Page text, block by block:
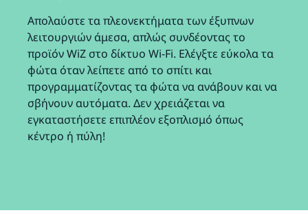
Απολαύστε τα πλεονεκτήματα των έξυπνων
λειτουργιών άμεσα, απλώς συνδέοντας το
προϊόν WiZ στο δίκτυο Wi-Fi. Ελέγξτε εύκολα τα
φώτα όταν λείπετε από το σπίτι και
προγραμματίζοντας τα φώτα να ανάβουν και να
σβήνουν αυτόματα. Δεν χρειάζεται να
εγκαταστήσετε επιπλέον εξοπλισμό όπως
κέντρο ή πύλη!